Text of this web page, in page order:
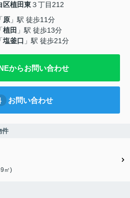
区植田東３丁目212
「原 」駅 徒歩11分
「植田 」駅 徒歩13分
「塩釜口 」駅 徒歩21分
からお問い合わせ
お問い合わせ
件
㎡)